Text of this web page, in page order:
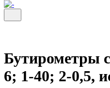
Бутирометры
6; 1-40; 2-0,5,